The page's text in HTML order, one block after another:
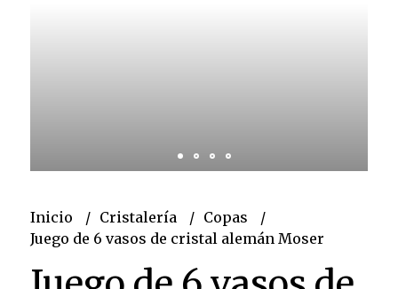
Inicio Cristalería
Copas
Juego de 6 vasos de cristal alemán Moser